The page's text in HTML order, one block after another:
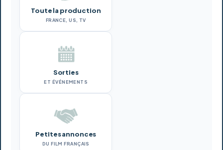
Toute la production
FRANCE, US, TV
Sorties
ET ÉVÉNEMENTS
Petites annonces
DU FILM FRANÇAIS